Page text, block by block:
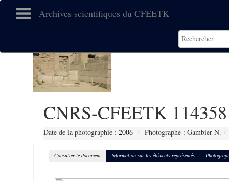
Archives scientifiques du CFEETK
CNRS-CFEETK 114358
Date de la photographie : 2006 Photographe : Gambier N.
Consulter le document Information sur les éléments représentés